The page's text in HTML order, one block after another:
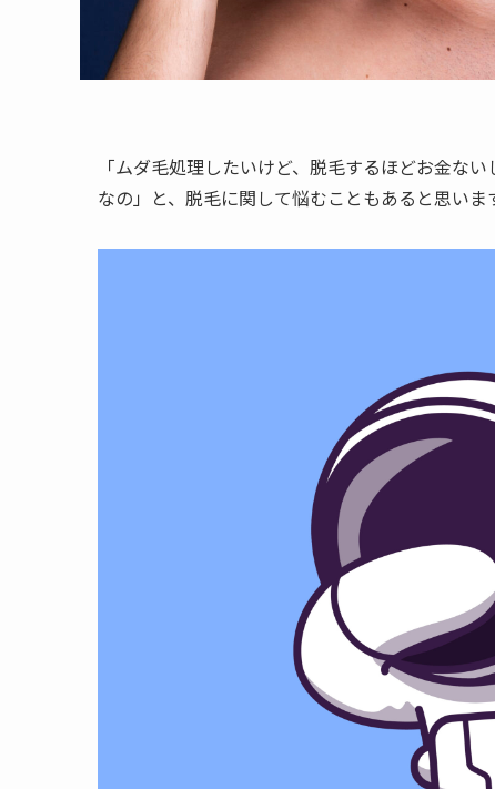
「ムダ毛処理したいけど、脱毛するほどお金な
なの」と、脱毛に関して悩むこともあると思いま